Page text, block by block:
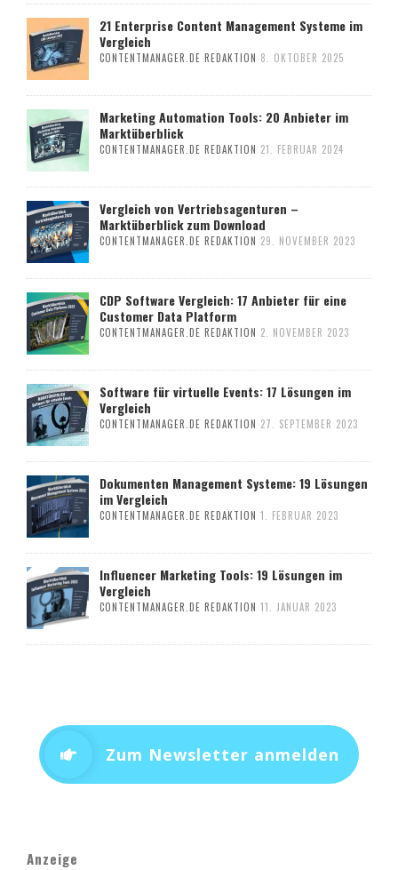
21 Enterprise Content Management Systeme im
Vergleich
CONTENTMANAGER.DE REDAKTION 8. OKTOBER 2025
Marketing Automation Tools: 20 Anbieter im
Marktüberblick
CONTENTMANAGER.DE REDAKTION 21. FEBRUAR 2024
Vergleich von Vertriebsagenturen –
Marktüberblick zum Download
CONTENTMANAGER.DE REDAKTION 29. NOVEMBER 2023
CDP Software Vergleich: 17 Anbieter für eine
Customer Data Platform
CONTENTMANAGER.DE REDAKTION 2. NOVEMBER 2023
Software für virtuelle Events: 17 Lösungen im
Vergleich
CONTENTMANAGER.DE REDAKTION 27. SEPTEMBER 2023
Dokumenten Management Systeme: 19 Lösungen
im Vergleich
CONTENTMANAGER.DE REDAKTION 1. FEBRUAR 2023
Influencer Marketing Tools: 19 Lösungen im
Vergleich
CONTENTMANAGER.DE REDAKTION 11. JANUAR 2023
Zum Newsletter anmelden
Anzeige